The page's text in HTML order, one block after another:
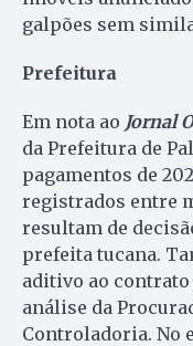
galpões sem
Prefeitura
Em nota ao Jornal
da Prefeitura de
pagamentos de
registrados entre
resultam de
prefeita tucana.
aditivo ao
análise da
Controladoria. No